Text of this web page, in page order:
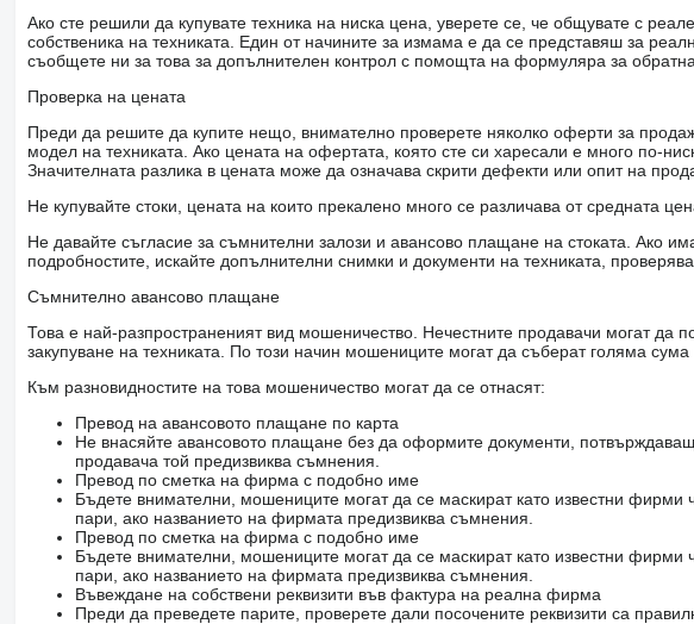
Ако сте решили да купувате техника на ниска цена, уверете се, че общувате с
собственика на техниката. Един от начините за измама е да се представяш за
съобщете ни за това за допълнителен контрол с помощта на формуляра за обратна
Проверка на цената
Преди да решите да купите нещо, внимателно проверете няколко оферти за
модел на техниката. Ако цената на офертата, която сте си харесали е много по-
Значителната разлика в цената може да означава скрити дефекти или опит на
Не купувайте стоки, цената на които прекалено много се различава от средната
Не давайте съгласие за съмнителни залози и авансово плащане на стоката. Ако
подробностите, искайте допълнителни снимки и документи на техниката,
Съмнително авансово плащане
Това е най-разпространеният вид мошеничество. Нечестните продавачи могат да
закупуване на техниката. По този начин мошениците могат да съберат голяма сума
Към разновидностите на това мошеничество могат да се отнасят:
Превод на авансовото плащане по карта
Не внасяйте авансовото плащане без да оформите документи,
продавача той предизвиква съмнения.
Превод по сметка на фирма с подобно име
Бъдете внимателни, мошениците могат да се маскират като известни
пари, ако названието на фирмата предизвиква съмнения.
Превод по сметка на фирма с подобно име
Бъдете внимателни, мошениците могат да се маскират като известни
пари, ако названието на фирмата предизвиква съмнения.
Въвеждане на собствени реквизити във фактура на реална фирма
Преди да преведете парите, проверете дали посочените реквизити са